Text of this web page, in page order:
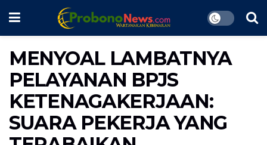
MENYOAL LAMBATNYA
PELAYANAN BPJS
KETENAGAKERJAAN:
SUARA PEKERJA YANG